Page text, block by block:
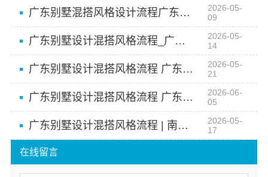
在线留言
广东别墅混搭风格设计流程广东南洋利华
2026-05-
09
广东别墅设计混搭风格流程_广东南洋利华家居建材
2026-05-
14
广东别墅设计混搭风格流程 广东南洋利华家居建材有限公司
2026-05-
21
广东别墅设计混搭风格流程 广东南洋利华家居建材有限公司
2026-06-
05
广东别墅设计混搭风格流程 | 南洋利华全案省心落地
2026-05-
17